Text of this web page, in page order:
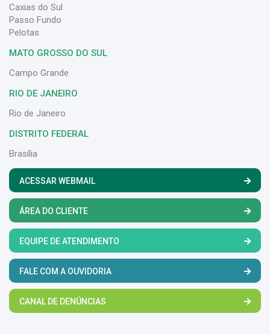
Caxias do Sul
Passo Fundo
Pelotas
MATO GROSSO DO SUL
Campo Grande
RIO DE JANEIRO
Rio de Janeiro
DISTRITO FEDERAL
Brasília
ACESSAR WEBMAIL
ÁREA DO CLIENTE
EQUIPE DE ATENDIMENTO
FALE COM A OUVIDORIA
CANAL DE DENÚNCIAS